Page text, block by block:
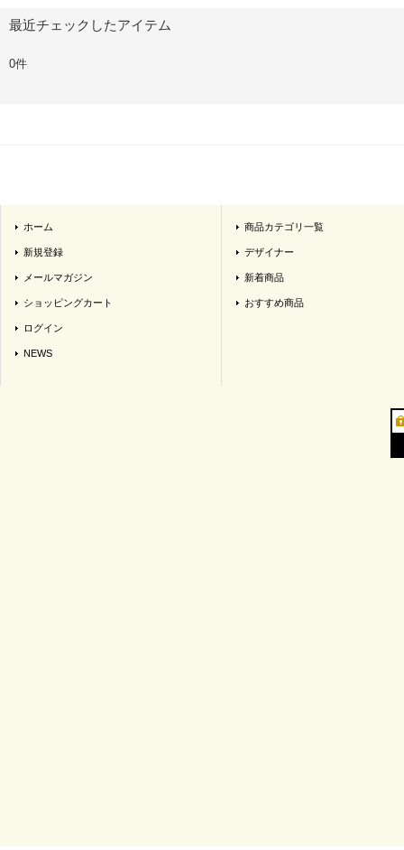
最近チェックしたアイテム
0件
ホーム
新規登録
メールマガジン
ショッピングカート
ログイン
NEWS
商品カテゴリ一覧
デザイナー
新着商品
おすすめ商品